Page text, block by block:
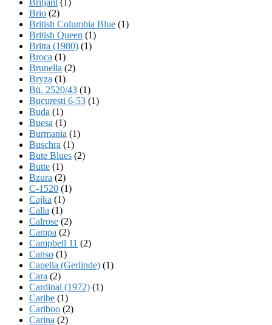
Brio (2)
British Columbia Blue (1)
British Queen (1)
Britta (1980) (1)
Broca (1)
Brunella (2)
Bryza (1)
Bü. 2520/43 (1)
Bucuresti 6-53 (1)
Buda (1)
Buesa (1)
Burmania (1)
Buschra (1)
Bute Blues (2)
Butte (1)
Bzura (2)
C-1520 (1)
Cajka (1)
Calla (1)
Calrose (2)
Campa (2)
Campbell 11 (2)
Canso (1)
Capella (Gerlinde) (1)
Cara (2)
Cardinal (1972) (1)
Caribe (1)
Cariboo (2)
Carina (2)